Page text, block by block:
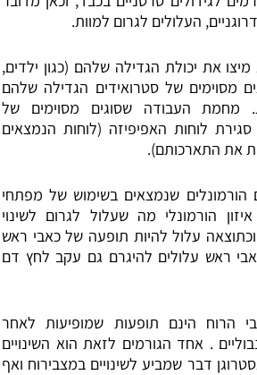
העלולים לגרום למוות.
את יכולת הגדילה שלהם (כגון ילדים,
מסוימים של סטרואידים הגדילה שלהם
מחמת העבודה שסוגים מסוימים של
לוחות האפיפיזה (לוחות הנמצאים
את התארכותם).
הורמונלים שנמצאים בשימוש של מפתחי
הורמונלי מה שעלול לגרום לשינוי
עלול להיות תופעה של כאבי ראש
ראש עלולים להיגרם גם עקב לחץ דם
הרוח הינם תופעות שמופיעות לאחר
. אחד הגורמים לזאת הוא השינויים
דבר שמביע לשינויים במצבירוח ואף